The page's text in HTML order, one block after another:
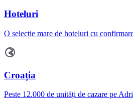
Hoteluri
O selecție mare de hoteluri cu
Croația
Peste 12.000 de unități de cazare pe